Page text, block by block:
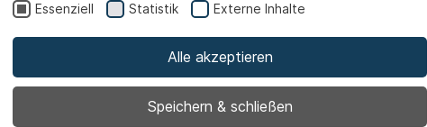
Essenziell Statistik Externe Inhalte
Alle akzeptieren
Speichern & schließen